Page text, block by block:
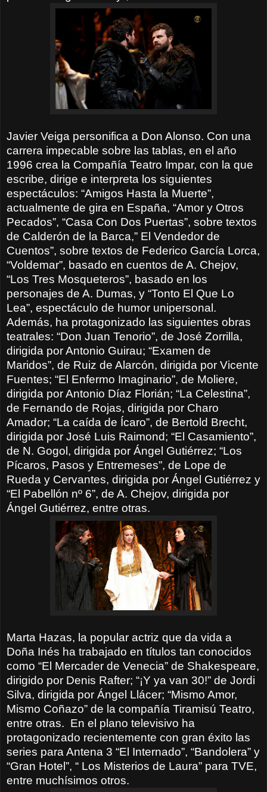
Javier Veiga personifica a Don Alonso. Con una
carrera impecable sobre las tablas, en el año
1996 crea la Compañía Teatro Impar, con la que
escribe, dirige e interpreta los siguientes
espectáculos: “Amigos Hasta la Muerte”,
actualmente de gira en España, “Amor y Otros
Pecados”, “Casa Con Dos Puertas”, sobre textos
de Calderón de la Barca,” El Vendedor de
Cuentos”, sobre textos de Federico García Lorca,
“Voldemar”, basado en cuentos de A. Chejov,
“Los Tres Mosqueteros”, basado en los
personajes de A. Dumas, y “Tonto El Que Lo
Lea”, espectáculo de humor unipersonal.
Además, ha protagonizado las siguientes obras
teatrales: “Don Juan Tenorio”, de José Zorrilla,
dirigida por Antonio Guirau; “Examen de
Maridos”, de Ruiz de Alarcón, dirigida por Vicente
Fuentes; “El Enfermo Imaginario”, de Moliere,
dirigida por Antonio Díaz Florián; “La Celestina”,
de Fernando de Rojas, dirigida por Charo
Amador; “La caída de Ícaro”, de Bertold Brecht,
dirigida por José Luis Raimond; “El Casamiento”,
de N. Gogol, dirigida por Ángel Gutiérrez; “Los
Pícaros, Pasos y Entremeses”, de Lope de
Rueda y Cervantes, dirigida por Ángel Gutiérrez y
“El Pabellón nº 6”, de A. Chejov, dirigida por
Ángel Gutiérrez, entre otras.
Marta Hazas, la popular actriz que da vida a
Doña Inés ha trabajado en títulos tan conocidos
como “El Mercader de Venecia” de Shakespeare,
dirigido por Denis Rafter; “¡Y ya van 30!” de Jordi
Silva, dirigida por Ángel Llácer; “Mismo Amor,
Mismo Coñazo” de la compañía Tiramisú Teatro,
entre otras. En el plano televisivo ha
protagonizado recientemente con gran éxito las
series para Antena 3 “El Internado”, “Bandolera” y
“Gran Hotel”, “ Los Misterios de Laura” para TVE,
entre muchísimos otros.